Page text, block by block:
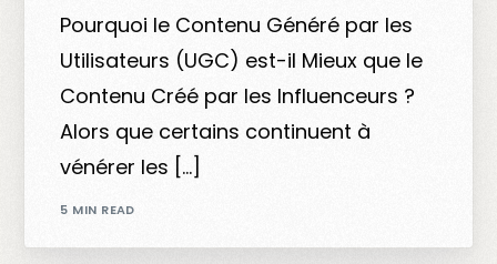
Pourquoi le Contenu Généré par les
Utilisateurs (UGC) est-il Mieux que le
Contenu Créé par les Influenceurs ?
Alors que certains continuent à
vénérer les […]
5 MIN READ